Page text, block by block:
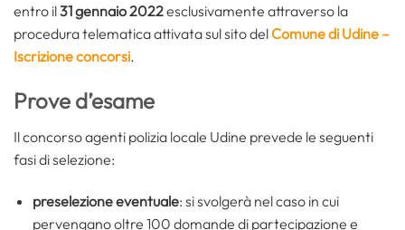
entro il31 gennaio 2022esclusivamente attraverso la
procedura telematica attivata sul sito delComune di Udine –
Iscrizione concorsi.
Prove d’esame
Il concorso agenti polizia locale Udine prevede le seguenti
fasi di selezione:
preselezione eventuale: si svolgerà nel caso in cui
pervengano oltre 100 domande di partecipazione e